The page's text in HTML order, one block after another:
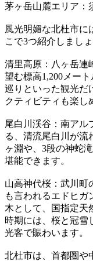
茅ヶ岳山麓エリア：
風光明媚な北杜市に
こで3つ紹介しましょ
清里高原：八ヶ岳連
望む標高1,200メー
巡りといった観光だ
クティビティも楽し
尾白川渓谷：南アル
る、清流尾白川が流
ヶ淵や、3段の神蛇
堪能できます。
山高神代桜：武川町
も言われるエドヒガ
木として、国指定天
時期には、桜と冠雪
光客で賑わいます。
北杜市は、首都圏や